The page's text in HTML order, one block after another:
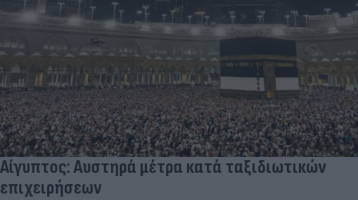
Αίγυπτος: Αυστηρά μέτρα κατά ταξιδιωτικών
επιχειρήσεων